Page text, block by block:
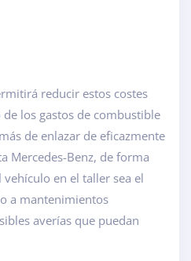
reducir estos costes
los gastos de combustible
de enlazar de eficazmente
Mercedes-Benz, de forma
en el taller sea el
a mantenimientos
averías que puedan